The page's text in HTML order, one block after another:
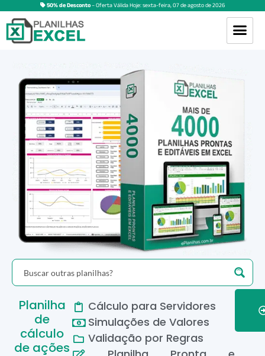
50% de Desconto– Oferta Válida Hoje:sexta-feira,07deagostode2026
Planilha
de
cálculo
de ações
Cálculo para Servidores
Simulações de Valores
Validação por Regras